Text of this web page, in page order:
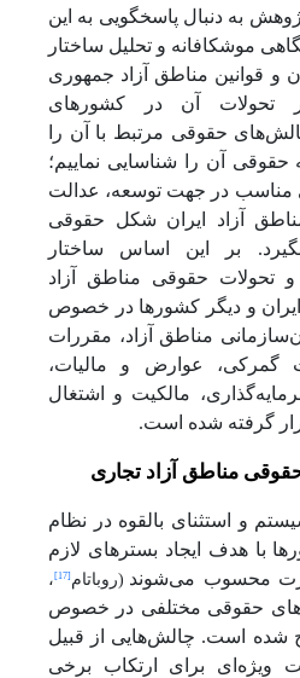
به دنبال پاسخگویی به این
موشکافانه و تحلیل ساختار
قوانین مناطق آزاد جمهوری
تحولات آن در کشورهای
حقوقی مرتبط با آن را
آن را شناسایی نماییم؛
مناسب در جهت توسعه، عدالت
آزاد ایران شکل حقوقی
بر این اساس ساختار
تحولات حقوقی مناطق آزاد
و دیگر کشورها در خصوص
مناطق آزاد، مقررات
گمرکی، عوارض و مالیات،
مالکیت و اشتغال
گرفته شده است.
و استثنای بالقوه در نظام
با هدف ایجاد بسترهای لازم
محسوب می‌شوند (روباتام [17] ،
حقوقی مختلفی در خصوص
شده است. چالش‌هایی از قبیل
ویژه‌ای برای ارتکاب برخی